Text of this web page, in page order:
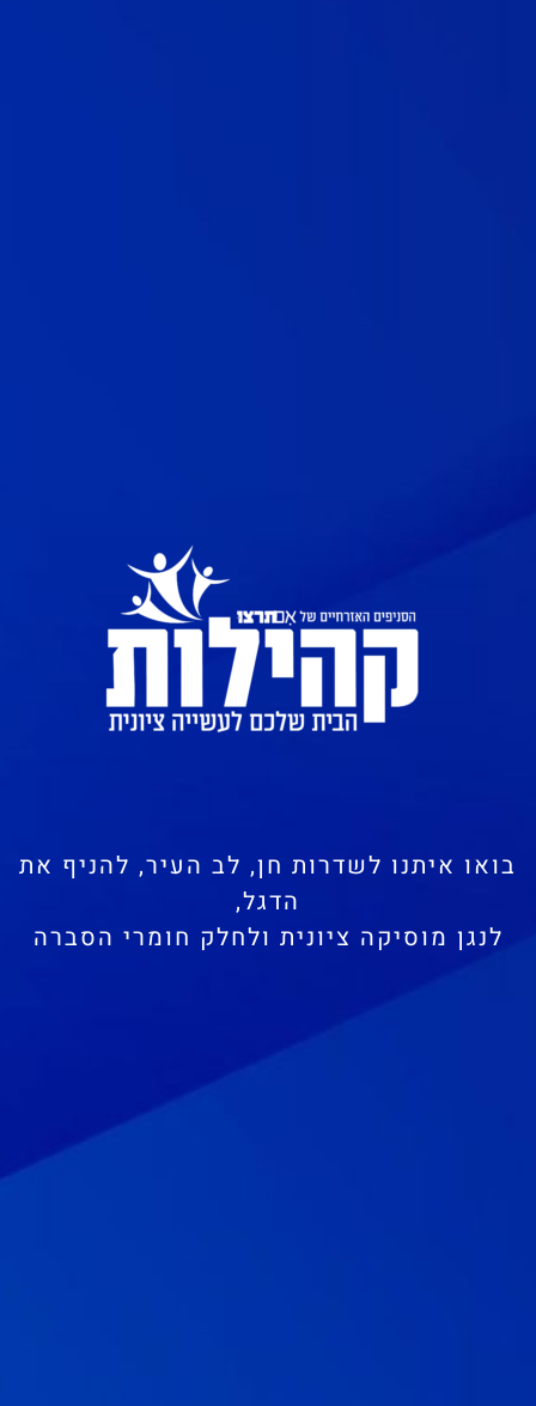
בואו איתנו לשדרות חן, לב העיר, להניף את
הדגל,
לנגן מוסיקה ציונית ולחלק חומרי הסברה